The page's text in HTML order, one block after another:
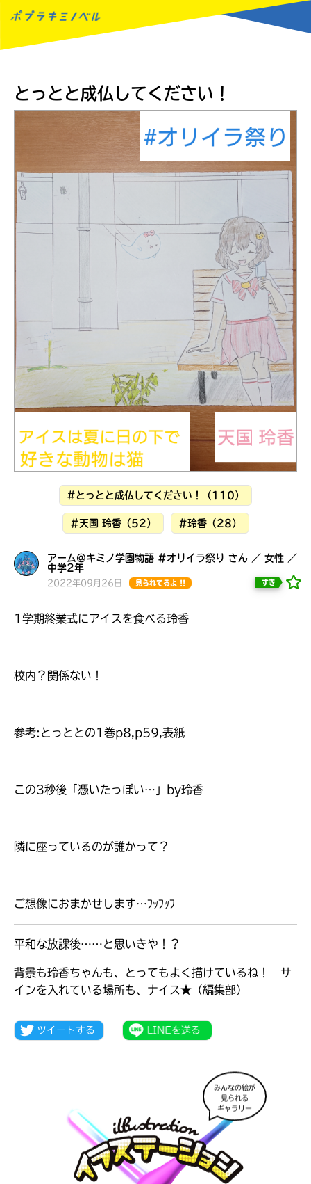
読みたい本が
見つかる
みんなとおしゃべり
キミノラジオ配信中！
いろんな動画が
見られる
とっとと成仏してください！
#とっとと成仏してください！（110）
#天国 玲香（52） #玲香（28）
アーム@キミノ学園物語 #オリイラ祭り さん ／ 女性 ／
中学2年
2022年09月26日 見られてるよ !! すき
1学期終業式にアイスを食べる玲香
校内？関係ない！
参考:とっととの1巻p8,p59,表紙
この3秒後「憑いたっぽい…」by玲香
隣に座っているのが誰かって？
ご想像におまかせします…ﾌｯﾌｯﾌ
平和な放課後……と思いきや！？
背景も玲香ちゃんも、とってもよく描けているね！ サ
インを入れている場所も、ナイス★（編集部）
みんなの絵が
見られる
ギャラリー